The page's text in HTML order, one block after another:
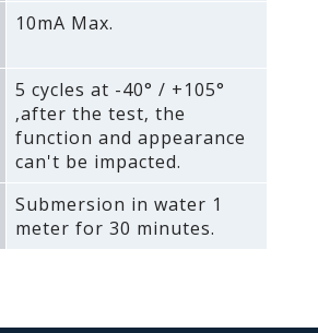
10mA Max.
5 cycles at -40° / +105°
‚after the test‚ the
function and appearance
can't be impacted.
Submersion in water 1
meter for 30 minutes.